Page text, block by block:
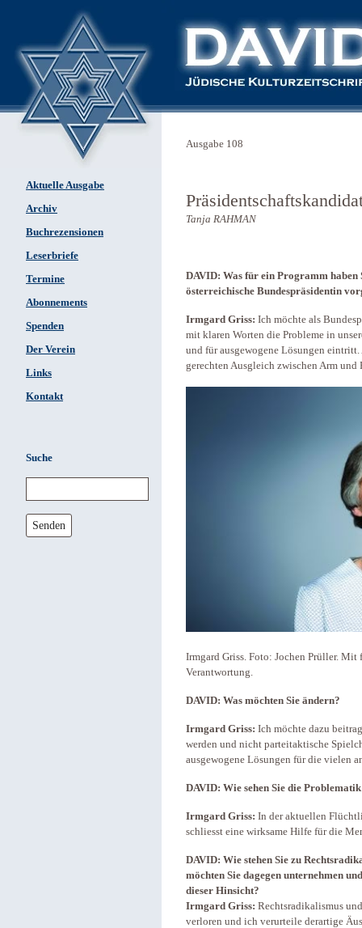
Aktuelle Ausgabe
Archiv
Buchrezensionen
Leserbriefe
Termine
Abonnements
Spenden
Der Verein
Links
Kontakt
Suche
Senden
Ausgabe 108
Tanja RAHMAN
DAVID: Was für ein Programm
österreichische Bundespräsidentin
Irmgard Griss: Ich möchte als
mit klaren Worten die Probleme in
und für ausgewogene Lösungen
gerechten Ausgleich zwischen Arm
Irmgard Griss. Foto: Jochen Prüller.
Verantwortung.
DAVID: Was möchten Sie ändern?
Irmgard Griss: Ich möchte dazu
werden und nicht parteitaktische
ausgewogene Lösungen für die vielen
DAVID: Wie sehen Sie die
Irmgard Griss: In der aktuellen
schliesst eine wirksame Hilfe für die
DAVID: Wie stehen Sie zu
möchten Sie dagegen unternehmen
dieser Hinsicht?
Irmgard Griss: Rechtsradikalismus
verloren und ich verurteile derartige